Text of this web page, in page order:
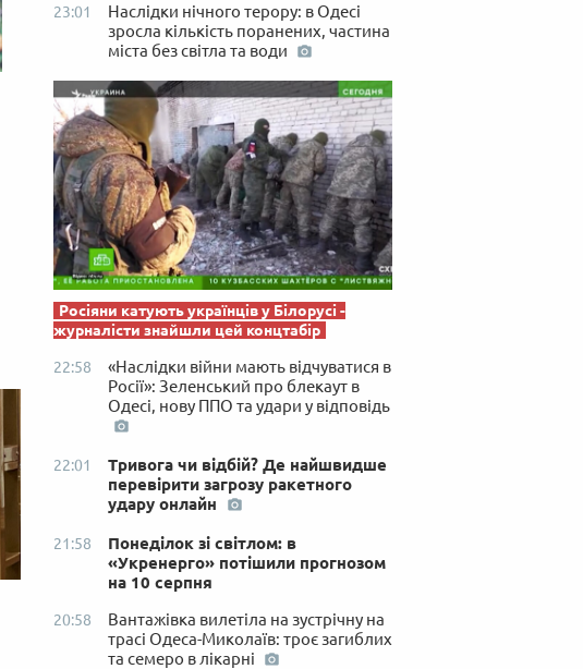
23:01
Наслідки нічного терору: в Одесі
зросла кількість поранених, частина
міста без світла та води
Росіяни катують українців у Білорусі -
журналісти знайшли цей концтабір
22:58
«Наслідки війни мають відчуватися в
Росії»: Зеленський про блекаут в
Одесі, нову ППО та удари у відповідь
22:01
Тривога чи відбій? Де найшвидше
перевірити загрозу ракетного
удару онлайн
21:58
Понеділок зі світлом: в
«Укренерго» потішили прогнозом
на 10 серпня
20:58
Вантажівка вилетіла на зустрічну на
трасі Одеса-Миколаїв: троє загиблих
та семеро в лікарні